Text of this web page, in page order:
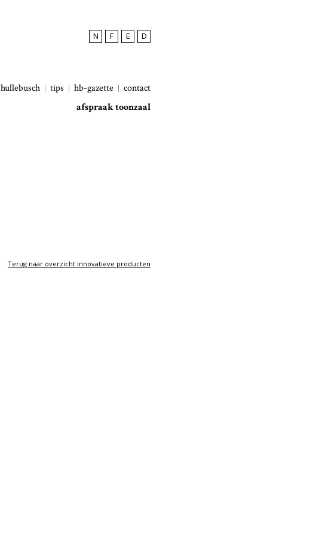
N F E D
hullebusch tips hb-gazette
contact
afspraak toonzaal
Terug naar overzicht innovatieve producten